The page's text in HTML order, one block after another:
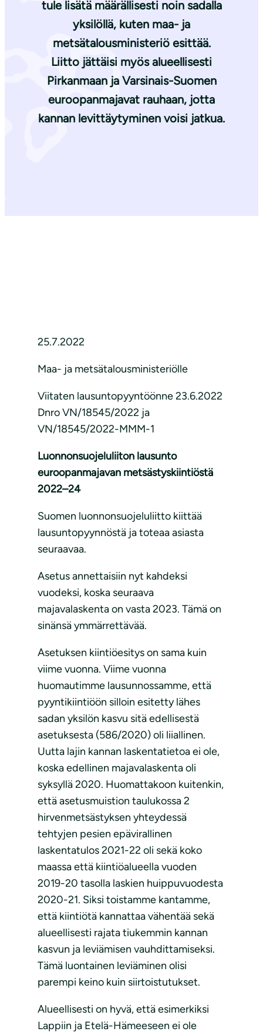
tule lisätä määrällisesti noin sadalla
yksilöllä, kuten maa- ja
metsätalousministeriö esittää.
Liitto jättäisi myös alueellisesti
Pirkanmaan ja Varsinais-Suomen
euroopanmajavat rauhaan, jotta
kannan levittäytyminen voisi jatkua.
25.7.2022
Maa- ja metsätalousministeriölle
Viitaten lausuntopyyntöönne 23.6.2022
Dnro VN/18545/2022 ja
VN/18545/2022-MMM-1
Luonnonsuojeluliiton lausunto
euroopanmajavan metsästyskiintiöstä
2022–24
Suomen luonnonsuojeluliitto kiittää
lausuntopyynnöstä ja toteaa asiasta
seuraavaa.
Asetus annettaisiin nyt kahdeksi
vuodeksi, koska seuraava
majavalaskenta on vasta 2023. Tämä on
sinänsä ymmärrettävää.
Asetuksen kiintiöesitys on sama kuin
viime vuonna. Viime vuonna
huomautimme lausunnossamme, että
pyyntikiintiöön silloin esitetty lähes
sadan yksilön kasvu sitä edellisestä
asetuksesta (586/2020) oli liiallinen.
Uutta lajin kannan laskentatietoa ei ole,
koska edellinen majavalaskenta oli
syksyllä 2020. Huomattakoon kuitenkin,
että asetusmuistion taulukossa 2
hirvenmetsästyksen yhteydessä
tehtyjen pesien epävirallinen
laskentatulos 2021-22 oli sekä koko
maassa että kiintiöalueella vuoden
2019-20 tasolla laskien huippuvuodesta
2020-21. Siksi toistamme kantamme,
että kiintiötä kannattaa vähentää sekä
alueellisesti rajata tiukemmin kannan
kasvun ja leviämisen vauhdittamiseksi.
Tämä luontainen leviäminen olisi
parempi keino kuin siirtoistutukset.
Alueellisesti on hyvä, että esimerkiksi
Lappiin ja Etelä-Hämeeseen ei ole